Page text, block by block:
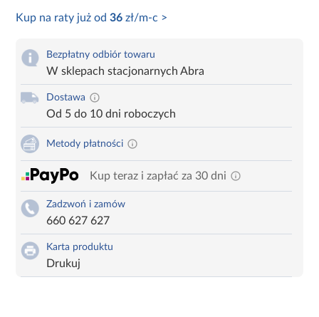
Kup na raty już od36 zł/m-c >
Bezpłatny odbiór towaru
W sklepach stacjonarnych Abra
Dostawa
Od 5 do 10 dni roboczych
Metody płatności
Kup teraz i zapłać za 30 dni
Zadzwoń i zamów
660 627 627
Karta produktu
Drukuj